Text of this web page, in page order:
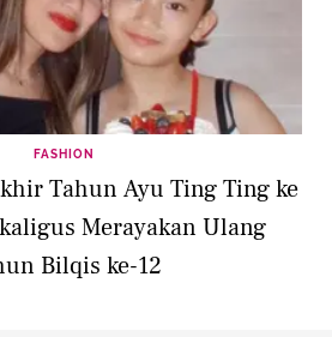
FASHION
Tahun Ayu Ting Ting ke
Merayakan Ulang
Bilqis ke-12